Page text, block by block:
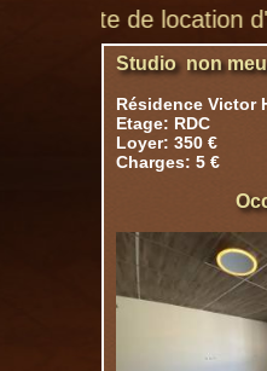
de location
Studio non
Résidence Victor
Etage: RDC
Loyer: 350 €
Charges: 5 €